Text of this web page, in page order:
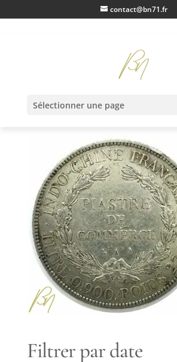
contact@bn71.fr
Sélectionner une page
Filtrer par date